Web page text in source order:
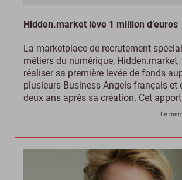
Hidden.market lève 1 million d’euros
La marketplace de recrutement
métiers du numérique, Hidden.market,
réaliser sa première levée de fonds
plusieurs Business Angels français et
deux ans après sa création. Cet
Le